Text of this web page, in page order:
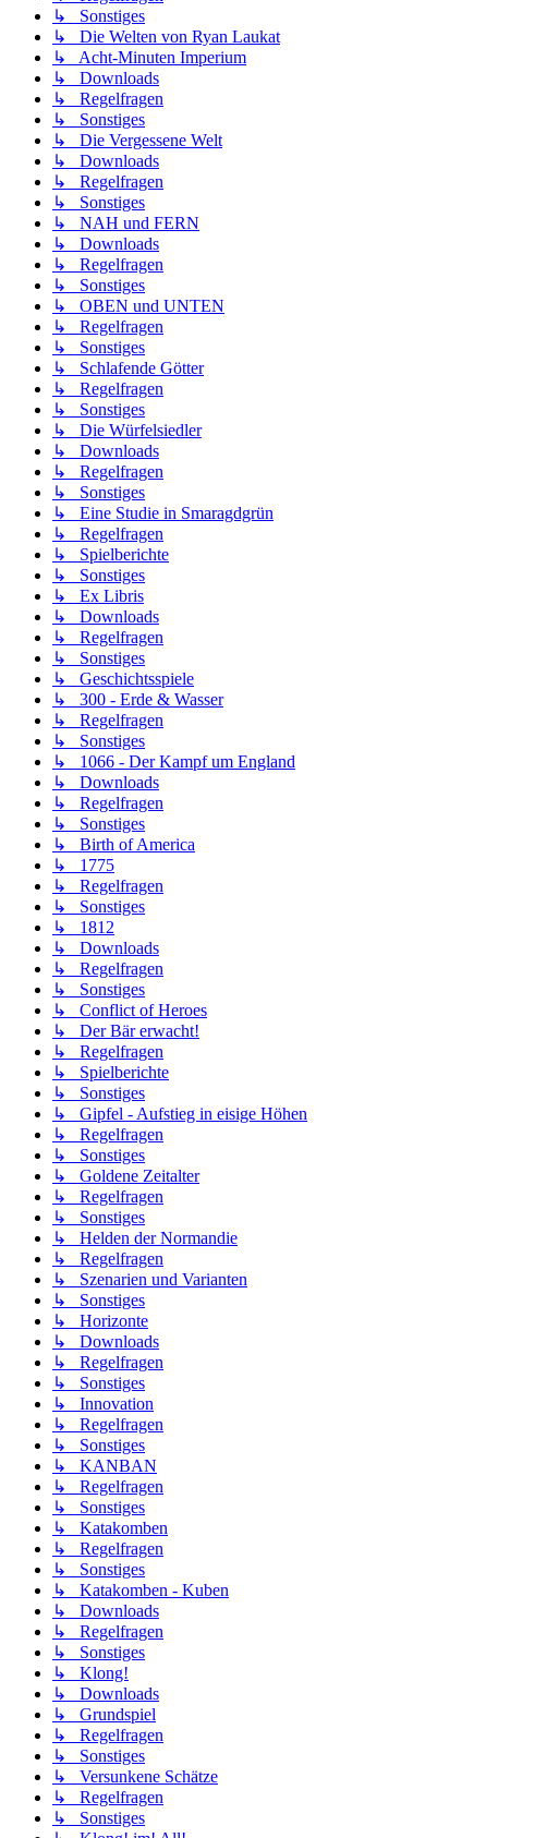
↳ Sonstiges
↳ Die Welten von Ryan Laukat
↳ Acht-Minuten Imperium
↳ Downloads
↳ Regelfragen
↳ Sonstiges
↳ Die Vergessene Welt
↳ Downloads
↳ Regelfragen
↳ Sonstiges
↳ NAH und FERN
↳ Downloads
↳ Regelfragen
↳ Sonstiges
↳ OBEN und UNTEN
↳ Regelfragen
↳ Sonstiges
↳ Schlafende Götter
↳ Regelfragen
↳ Sonstiges
↳ Die Würfelsiedler
↳ Downloads
↳ Regelfragen
↳ Sonstiges
↳ Eine Studie in Smaragdgrün
↳ Regelfragen
↳ Spielberichte
↳ Sonstiges
↳ Ex Libris
↳ Downloads
↳ Regelfragen
↳ Sonstiges
↳ Geschichtsspiele
↳ 300 - Erde & Wasser
↳ Regelfragen
↳ Sonstiges
↳ 1066 - Der Kampf um England
↳ Downloads
↳ Regelfragen
↳ Sonstiges
↳ Birth of America
↳ 1775
↳ Regelfragen
↳ Sonstiges
↳ 1812
↳ Downloads
↳ Regelfragen
↳ Sonstiges
↳ Conflict of Heroes
↳ Der Bär erwacht!
↳ Regelfragen
↳ Spielberichte
↳ Sonstiges
↳ Gipfel - Aufstieg in eisige Höhen
↳ Regelfragen
↳ Sonstiges
↳ Goldene Zeitalter
↳ Regelfragen
↳ Sonstiges
↳ Helden der Normandie
↳ Regelfragen
↳ Szenarien und Varianten
↳ Sonstiges
↳ Horizonte
↳ Downloads
↳ Regelfragen
↳ Sonstiges
↳ Innovation
↳ Regelfragen
↳ Sonstiges
↳ KANBAN
↳ Regelfragen
↳ Sonstiges
↳ Katakomben
↳ Regelfragen
↳ Sonstiges
↳ Katakomben - Kuben
↳ Downloads
↳ Regelfragen
↳ Sonstiges
↳ Klong!
↳ Downloads
↳ Grundspiel
↳ Regelfragen
↳ Sonstiges
↳ Versunkene Schätze
↳ Regelfragen
↳ Sonstiges